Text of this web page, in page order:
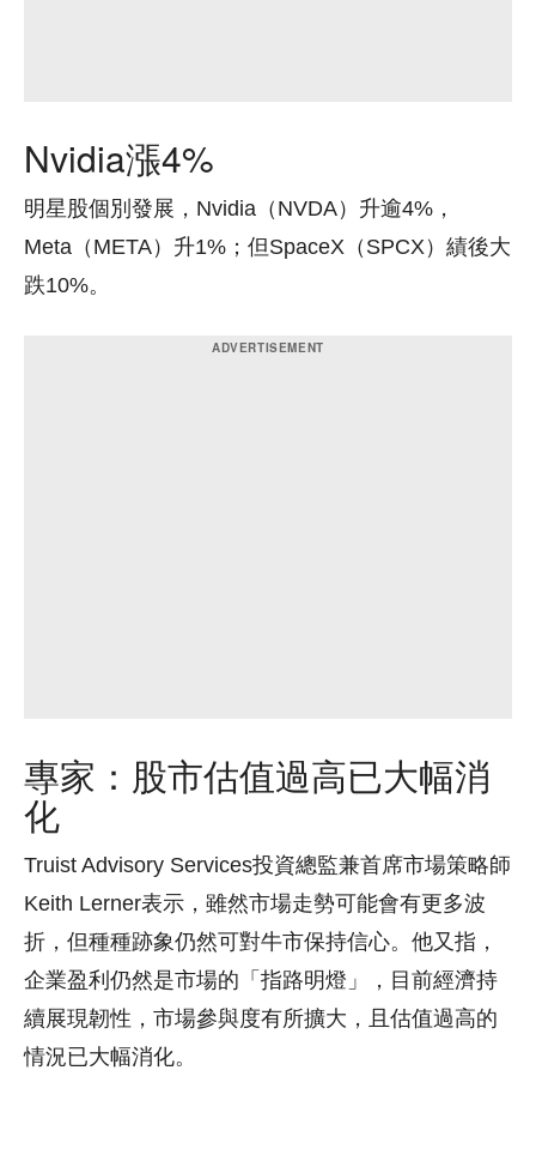
Nvidia漲4%
明星股個別發展，Nvidia（NVDA）升逾4%，
Meta（META）升1%；但SpaceX（SPCX）績後大
跌10%。
專家：股市估值過高已大幅消
化
Truist Advisory Services投資總監兼首席市場策略師
Keith Lerner表示，雖然市場走勢可能會有更多波
折，但種種跡象仍然可對牛市保持信心。他又指，
企業盈利仍然是市場的「指路明燈」，目前經濟持
續展現韌性，市場參與度有所擴大，且估值過高的
情況已大幅消化。